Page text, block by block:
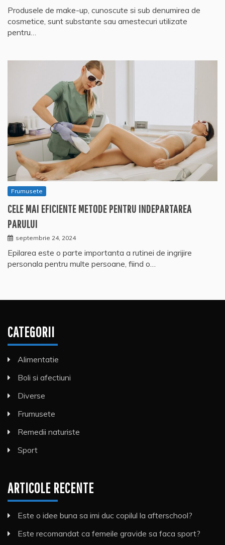
Produsele de make-up, cunoscute si sub denumirea de
cosmetice, sunt substante sau amestecuri utilizate
pentru…
Frumusete
CELE MAI EFICIENTE METODE PENTRU INDEPARTAREA
PARULUI
septembrie 24, 2024
Epilarea este o parte importanta a rutinei de ingrijire
personala pentru multe persoane, fiind o…
CATEGORII
Alimentatie
Boli si afectiuni
Diverse
Frumusete
Remedii naturiste
Sport
ARTICOLE RECENTE
Este o idee buna sa imi duc copilul la afterschool?
Este recomandat ca femeile gravide sa faca sport?